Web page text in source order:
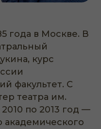
года в Москве. В
курс
факультет. С
театра им.
по 2013 год —
академического